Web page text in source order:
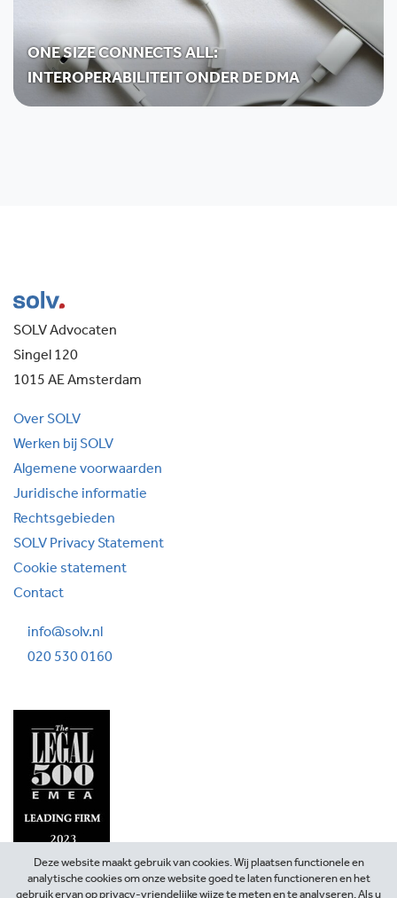
ONE SIZE CONNECTS ALL:
INTEROPERABILITEIT ONDER DE DMA
SOLV Advocaten
Singel 120
1015 AE Amsterdam
Over SOLV
Werken bij SOLV
Algemene voorwaarden
Juridische informatie
Rechtsgebieden
SOLV Privacy Statement
Cookie statement
Contact
info@solv.nl
020 530 0160
Deze website maakt gebruik van cookies. Wij plaatsen functionele en
analytische cookies om onze website goed te laten functioneren en het